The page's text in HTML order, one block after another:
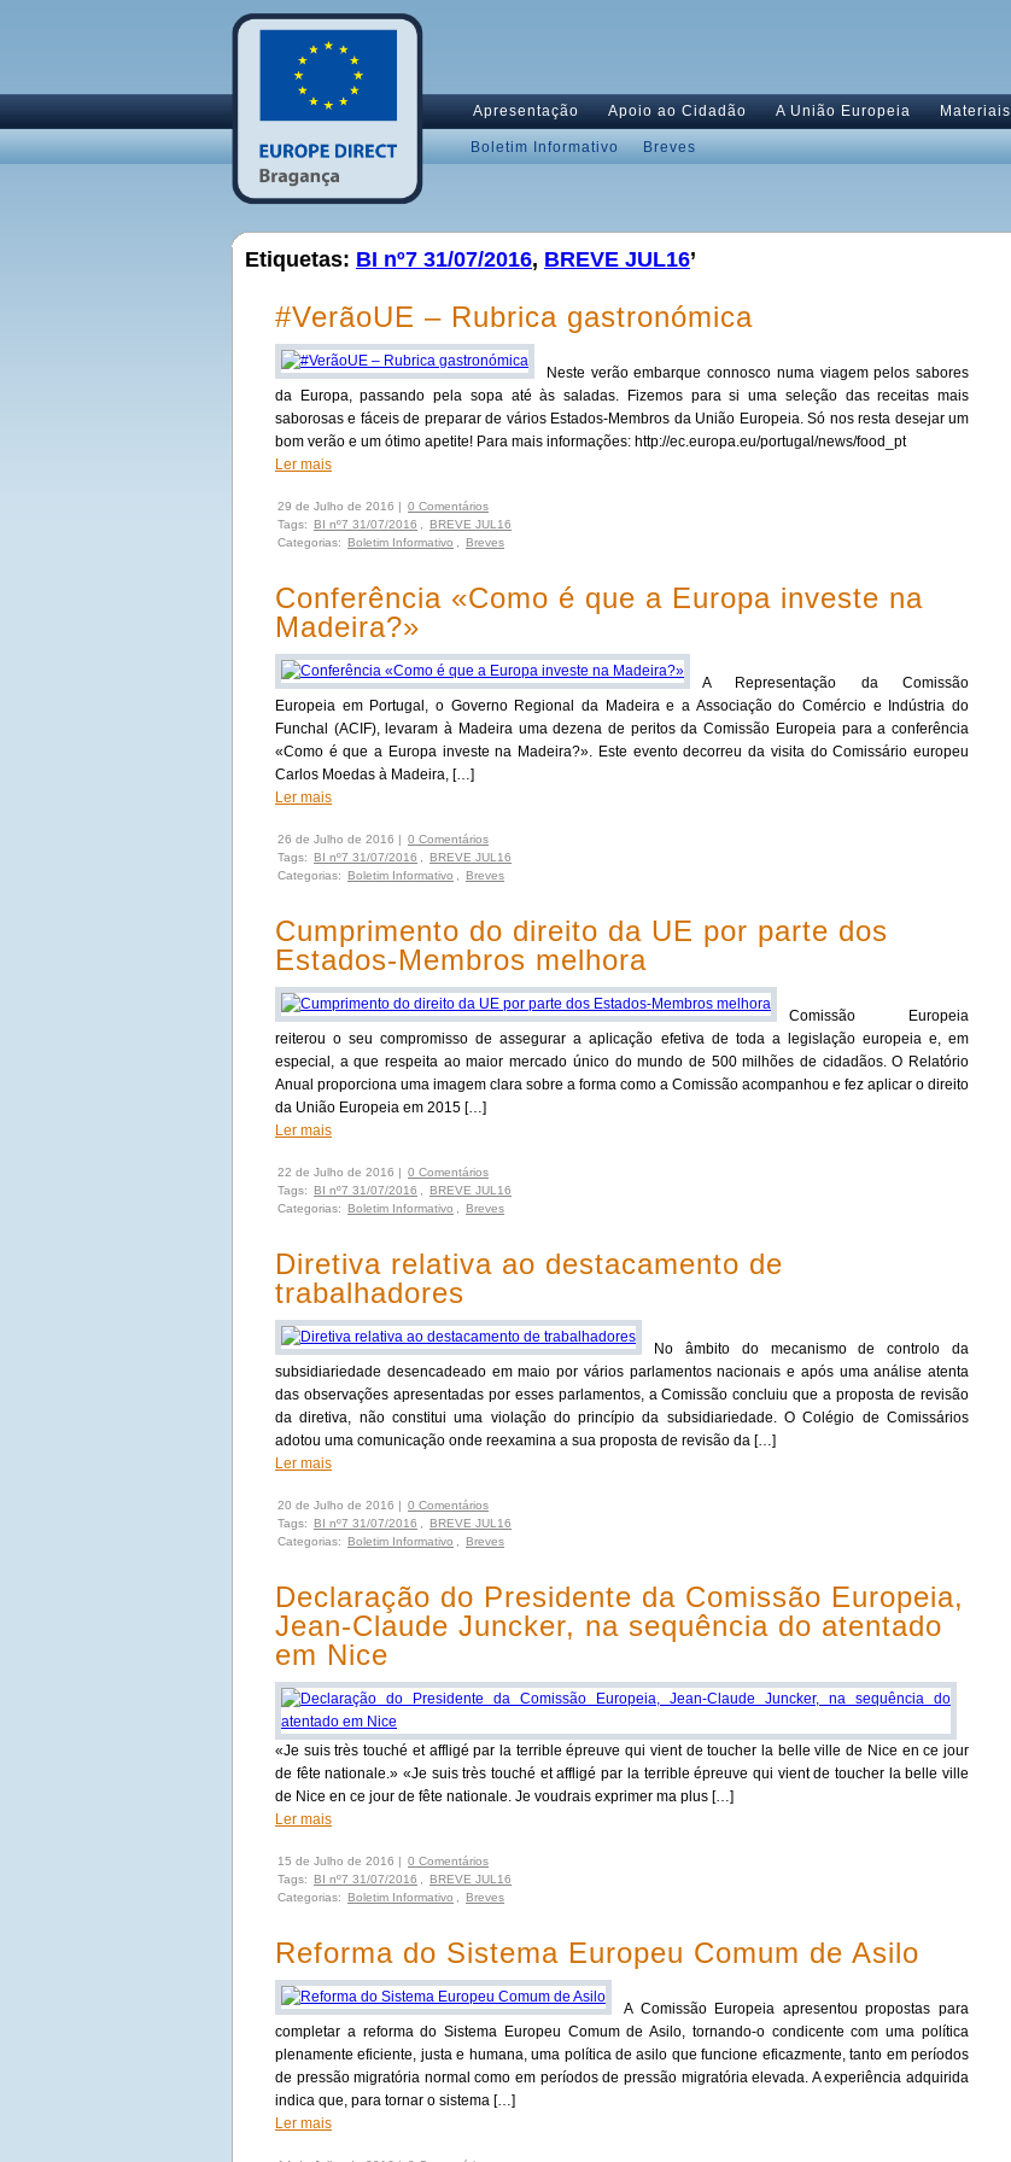
Apresentação Apoio ao Cidadão A União Europeia Materiais
Boletim Informativo Breves
Etiquetas: BI nº7 31/07/2016, BREVE JUL16’
#VerãoUE – Rubrica gastronómica
Neste verão embarque connosco numa viagem pelos sabores
da Europa, passando pela sopa até às saladas. Fizemos para si uma seleção das receitas mais
saborosas e fáceis de preparar de vários Estados-Membros da União Europeia. Só nos resta desejar um
bom verão e um ótimo apetite! Para mais informações: http://ec.europa.eu/portugal/news/food_pt
Ler mais
29 de Julho de 2016 | 0 Comentários
Tags:
BI nº7 31/07/2016
BREVE JUL16
Categorias:
Boletim Informativo Breves
Conferência «Como é que a Europa investe na
Madeira?»
A Representação da Comissão
Europeia em Portugal, o Governo Regional da Madeira e a Associação do Comércio e Indústria do
Funchal (ACIF), levaram à Madeira uma dezena de peritos da Comissão Europeia para a conferência
«Como é que a Europa investe na Madeira?». Este evento decorreu da visita do Comissário europeu
Carlos Moedas à Madeira, […]
Ler mais
26 de Julho de 2016 | 0 Comentários
Tags:
BI nº7 31/07/2016
BREVE JUL16
Categorias:
Boletim Informativo Breves
Cumprimento do direito da UE por parte dos
Estados-Membros melhora
Comissão Europeia
reiterou o seu compromisso de assegurar a aplicação efetiva de toda a legislação europeia e, em
especial, a que respeita ao maior mercado único do mundo de 500 milhões de cidadãos. O Relatório
Anual proporciona uma imagem clara sobre a forma como a Comissão acompanhou e fez aplicar o direito
da União Europeia em 2015 […]
Ler mais
22 de Julho de 2016 | 0 Comentários
Tags:
BI nº7 31/07/2016
BREVE JUL16
Categorias:
Boletim Informativo Breves
Diretiva relativa ao destacamento de
trabalhadores
No âmbito do mecanismo de controlo da
subsidiariedade desencadeado em maio por vários parlamentos nacionais e após uma análise atenta
das observações apresentadas por esses parlamentos, a Comissão concluiu que a proposta de revisão
da diretiva, não constitui uma violação do princípio da subsidiariedade. O Colégio de Comissários
adotou uma comunicação onde reexamina a sua proposta de revisão da […]
Ler mais
20 de Julho de 2016 | 0 Comentários
Tags:
BI nº7 31/07/2016
BREVE JUL16
Categorias:
Boletim Informativo Breves
Declaração do Presidente da Comissão Europeia,
Jean-Claude Juncker, na sequência do atentado
em Nice
«Je suis très touché et affligé par la terrible épreuve qui vient de toucher la belle ville de Nice en ce jour
de fête nationale.» «Je suis très touché et affligé par la terrible épreuve qui vient de toucher la belle ville
de Nice en ce jour de fête nationale. Je voudrais exprimer ma plus […]
Ler mais
15 de Julho de 2016 | 0 Comentários
Tags:
BI nº7 31/07/2016
BREVE JUL16
Categorias:
Boletim Informativo Breves
Reforma do Sistema Europeu Comum de Asilo
A Comissão Europeia apresentou propostas para
completar a reforma do Sistema Europeu Comum de Asilo, tornando-o condicente com uma política
plenamente eficiente, justa e humana, uma política de asilo que funcione eficazmente, tanto em períodos
de pressão migratória normal como em períodos de pressão migratória elevada. A experiência adquirida
indica que, para tornar o sistema […]
Ler mais